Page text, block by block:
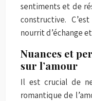
sentiments et de
constructive.
nourrit d’échange
Nuances et
sur l’amour
Il est crucial de
romantique de